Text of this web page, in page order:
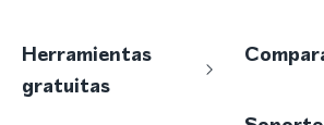
Herramientas
gratuitas